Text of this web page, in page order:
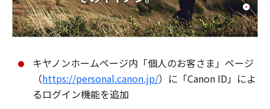
キヤノンホームページ内「個人のお客さま」ページ
（https://personal.canon.jp/）に「Canon ID」によ
るログイン機能を追加